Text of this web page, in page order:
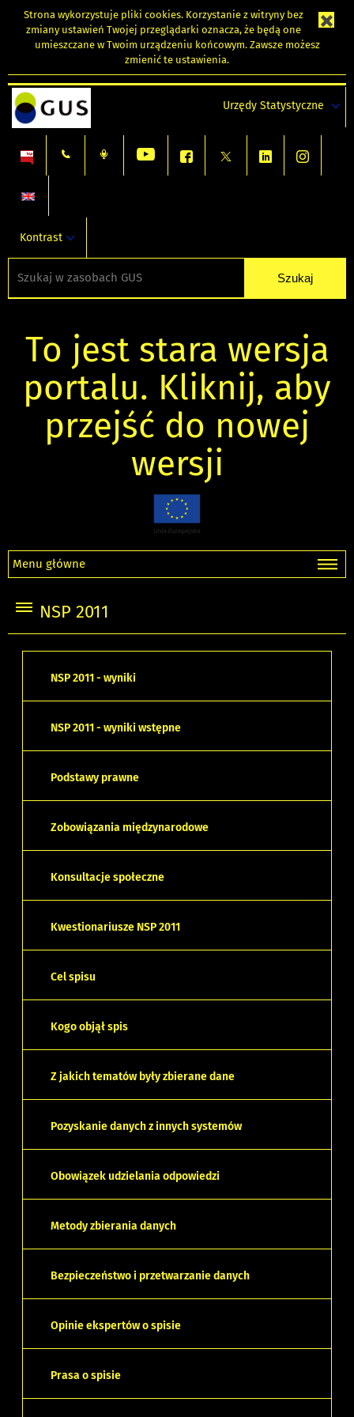
Strona wykorzystuje pliki cookies. Korzystanie z witryny bez
zmiany ustawień Twojej przeglądarki oznacza, że będą one
umieszczane w Twoim urządzeniu końcowym. Zawsze możesz
zmienić te ustawienia.
Urzędy Statystyczne
Kontrast
To jest stara wersja
portalu. Kliknij, aby
przejść do nowej
wersji
Menu główne
NSP 2011
NSP 2011 - wyniki
NSP 2011 - wyniki wstępne
Podstawy prawne
Zobowiązania międzynarodowe
Konsultacje społeczne
Kwestionariusze NSP 2011
Cel spisu
Kogo objął spis
Z jakich tematów były zbierane dane
Pozyskanie danych z innych systemów
Obowiązek udzielania odpowiedzi
Metody zbierania danych
Bezpieczeństwo i przetwarzanie danych
Opinie ekspertów o spisie
Prasa o spisie